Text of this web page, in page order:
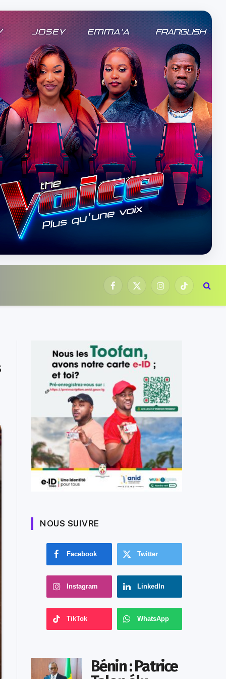
Facebook
X
InstagramTikTok
NOUS SUIVRE
Facebook Twitter
Instagram LinkedIn
TikTok WhatsApp
Bénin : Patrice